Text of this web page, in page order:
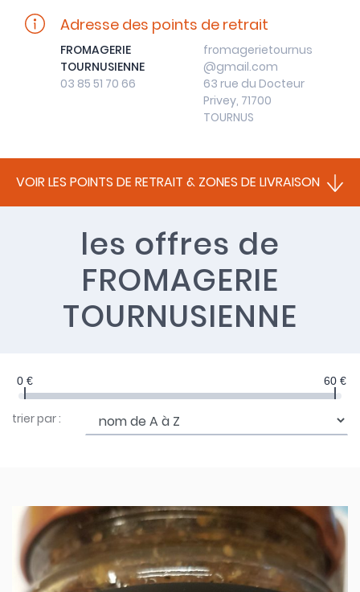
Adresse des points de retrait
FROMAGERIE
TOURNUSIENNE
03 85 51 70 66
fromagerietournus
@gmail.com
63 rue du Docteur
Privey, 71700
TOURNUS
VOIR LES POINTS DE RETRAIT & ZONES DE LIVRAISON
les offres de
FROMAGERIE
TOURNUSIENNE
0 € 60 €
trier par :